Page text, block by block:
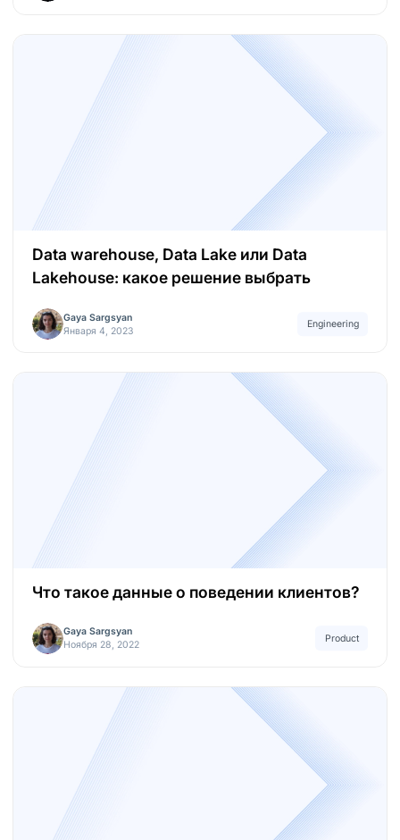
Data warehouse, Data Lake или Data
Lakehouse: какое решение выбрать
Gaya Sargsyan
Января 4, 2023
Engineering
Что такое данные о поведении клиентов?
Gaya Sargsyan
Ноября 28, 2022
Product